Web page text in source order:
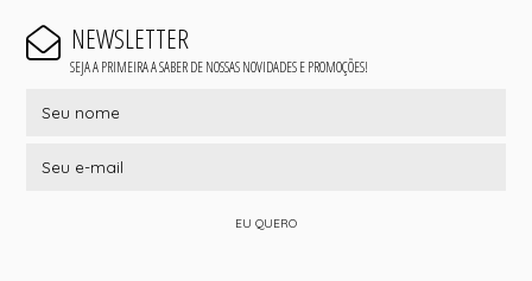
NEWSLETTER
SEJA A PRIMEIRA A SABER DE NOSSAS NOVIDADES E PROMOÇÕES!
EU QUERO